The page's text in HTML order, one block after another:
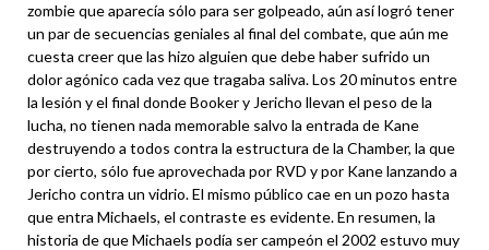
zombie que aparecía sólo para ser golpeado, aún así logró tener
un par de secuencias geniales al final del combate, que aún me
cuesta creer que las hizo alguien que debe haber sufrido un
dolor agónico cada vez que tragaba saliva. Los 20 minutos entre
la lesión y el final donde Booker y Jericho llevan el peso de la
lucha, no tienen nada memorable salvo la entrada de Kane
destruyendo a todos contra la estructura de la Chamber, la que
por cierto, sólo fue aprovechada por RVD y por Kane lanzando a
Jericho contra un vidrio. El mismo público cae en un pozo hasta
que entra Michaels, el contraste es evidente. En resumen, la
historia de que Michaels podía ser campeón el 2002 estuvo muy